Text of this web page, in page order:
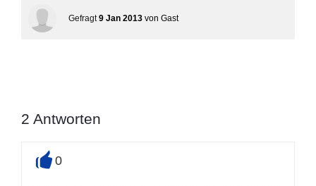
Gefragt 9 Jan 2013 von Gast
2 Antworten
0